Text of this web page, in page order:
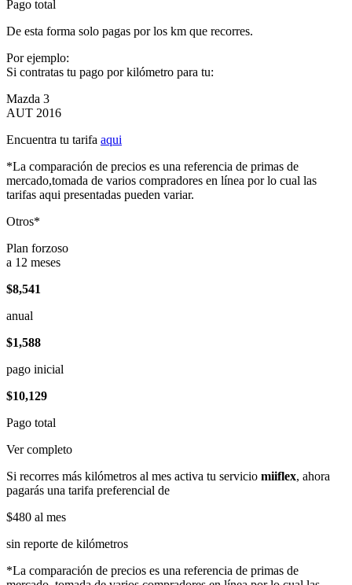
Pago total
De esta forma solo pagas por los km que recorres.
Por ejemplo:
Si contratas tu pago por kilómetro para tu:
Mazda 3
AUT 2016
Encuentra tu tarifa aqui
*La comparación de precios es una referencia de primas de
mercado,tomada de varios compradores en línea por lo cual las
tarifas aqui presentadas pueden variar.
Otros*
Plan forzoso
a 12 meses
$8,541
anual
$1,588
pago inicial
$10,129
Pago total
Ver completo
Si recorres más kilómetros al mes activa tu servicio miiflex, ahora
pagarás una tarifa preferencial de
$480 al mes
sin reporte de kilómetros
*La comparación de precios es una referencia de primas de